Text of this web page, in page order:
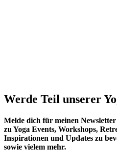
Werde Teil unserer
Melde dich für meinen
zu Yoga Events, Workshops,
Inspirationen und Updates zu
sowie vielem mehr.